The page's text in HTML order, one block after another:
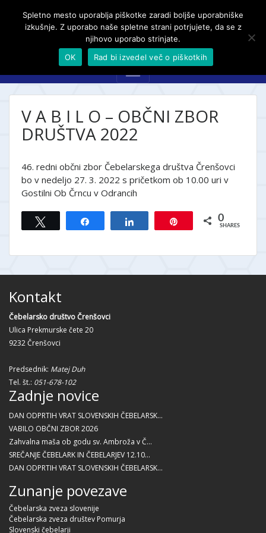
V A B I L O – OBČNI ZBOR
DRUŠTVA 2022
46. redni občni zbor Čebelarskega društva Črenšovci
bo v nedeljo 27. 3. 2022 s pričetkom ob 10.00 uri v
Gostilni Ob Črncu v Odrancih
0
SHARES
Kontakt
Čebelarsko društvo Črenšovci
Ulica Prekmurske čete 20
9232 Črenšovci
Predsednik: Matej Duh
Tel. št.: 051-678-102
Zadnje novice
DAN ODPRTIH VRAT SLOVENSKIH ČEBELARSK...
VABILO OBČNI ZBOR 2026
Zahvalna maša ob godu sv. Ambroža v Č...
SREČANJE ČEBELARK IN ČEBELARJEV 12.10...
DAN ODPRTIH VRAT SLOVENSKIH ČEBELARSK...
Zunanje povezave
Čebelarska zveza slovenije
Čebelarska zveza društev Pomurja
Slovenski čebelarji
Spletno mesto uporablja piškotke zaradi boljše uporabniške
izkušnje. Z uporabo naše spletne strani potrjujete, da se z
njihovo uporabo strinjate.
OK
Rad bi izvedel več o piškotkih